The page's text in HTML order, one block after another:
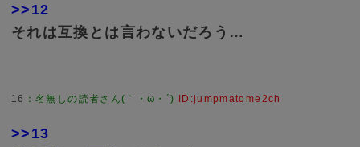
>>12
それは互換とは言わないだろう…
16 ：名無しの読者さん(｀・ω・´) ID:jumpmatome2ch
>>13